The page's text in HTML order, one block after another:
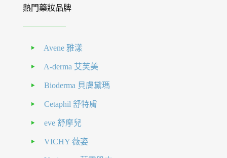
熱門藥妝品牌
Avene 雅漾
A-derma 艾芙美
Bioderma 貝膚黛瑪
Cetaphil 舒特膚
eve 舒摩兒
VICHY 薇姿